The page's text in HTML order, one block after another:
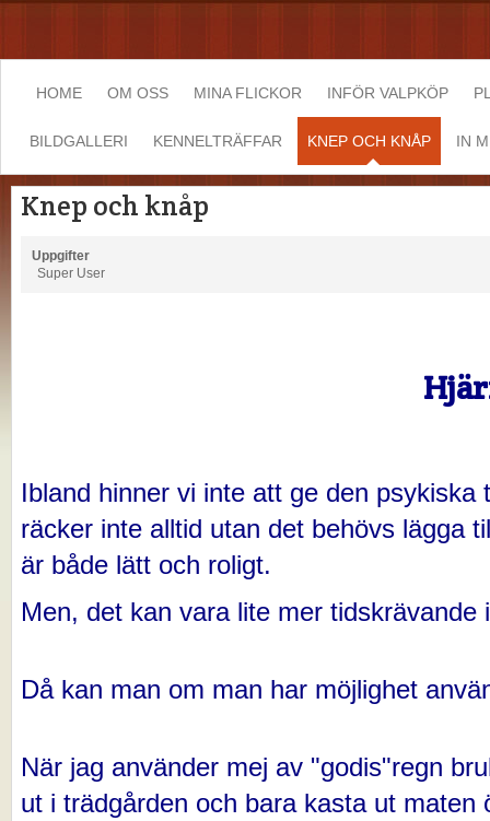
HOME OM OSS MINA FLICKOR INFÖR VALPKÖP
BILDGALLERI KENNELTRÄFFAR KNEP OCH KNÅP IN
Knep och knåp
Uppgifter
Super User
Ibland hinner vi inte att ge den
räcker inte alltid utan det behövs lägga
är både lätt och roligt.
Men, det kan vara lite mer
Då kan man om man har möjlighet
När jag använder mej av "godis"regn
ut i trädgården och bara kasta ut maten